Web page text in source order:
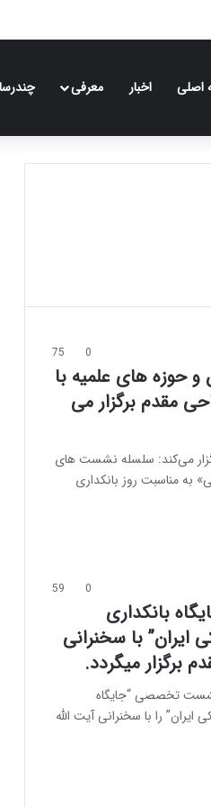
اصلی اخبار معرفی
0
75
حوزه های علمیه با
مقدم برگزار می
می‌کند: سلسله نشست های
به مناسبت روز بانکداری
0
59
بانکداری
ایران” با سخنرانی
برگزار میگردد.
تخصصی “جایگاه
ایران” را با سخنرانی آیت الله